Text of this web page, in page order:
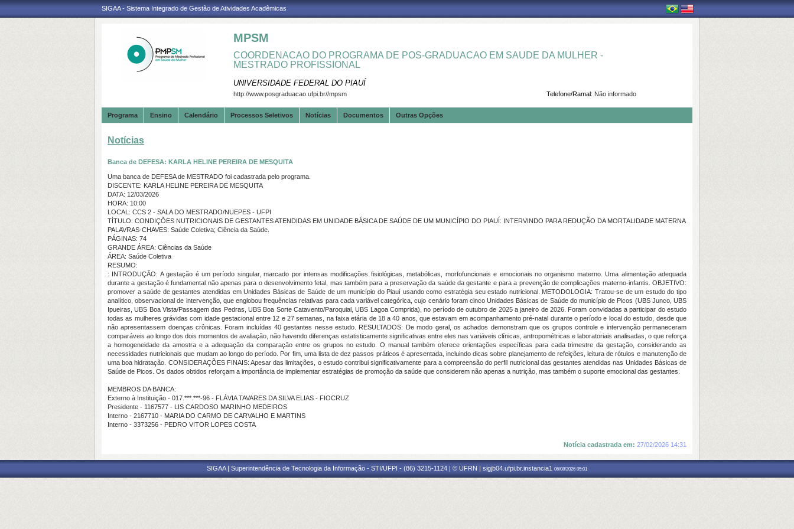
SIGAA - Sistema Integrado de Gestão de Atividades Acadêmicas
MPSM
COORDENACAO DO PROGRAMA DE POS-GRADUACAO EM SAUDE DA MULHER -
MESTRADO PROFISSIONAL
UNIVERSIDADE FEDERAL DO PIAUÍ
Telefone/Ramal: Não informado
http://www.posgraduacao.ufpi.br//mpsm
Programa Ensino Calendário Processos Seletivos Notícias Documentos Outras Opções
Notícias
Banca de DEFESA: KARLA HELINE PEREIRA DE MESQUITA
Uma banca de DEFESA de MESTRADO foi cadastrada pelo programa.
DISCENTE: KARLA HELINE PEREIRA DE MESQUITA
DATA: 12/03/2026
HORA: 10:00
LOCAL: CCS 2 - SALA DO MESTRADO/NUEPES - UFPI
TÍTULO: CONDIÇÕES NUTRICIONAIS DE GESTANTES ATENDIDAS EM UNIDADE BÁSICA DE SAÚDE DE UM MUNICÍPIO DO PIAUÍ: INTERVINDO PARA REDUÇÃO DA MORTALIDADE MATERNA
PALAVRAS-CHAVES: Saúde Coletiva; Ciência da Saúde.
PÁGINAS: 74
GRANDE ÁREA: Ciências da Saúde
ÁREA: Saúde Coletiva
RESUMO:
: INTRODUÇÃO: A gestação é um período singular, marcado por intensas modificações fisiológicas, metabólicas, morfofuncionais e emocionais no organismo materno. Uma alimentação adequada
durante a gestação é fundamental não apenas para o desenvolvimento fetal, mas também para a preservação da saúde da gestante e para a prevenção de complicações materno-infantis. OBJETIVO:
promover a saúde de gestantes atendidas em Unidades Básicas de Saúde de um município do Piauí usando como estratégia seu estado nutricional. METODOLOGIA: Tratou-se de um estudo do tipo
analítico, observacional de intervenção, que englobou frequências relativas para cada variável categórica, cujo cenário foram cinco Unidades Básicas de Saúde do município de Picos (UBS Junco, UBS
Ipueiras, UBS Boa Vista/Passagem das Pedras, UBS Boa Sorte Catavento/Paroquial, UBS Lagoa Comprida), no período de outubro de 2025 a janeiro de 2026. Foram convidadas a participar do estudo
todas as mulheres grávidas com idade gestacional entre 12 e 27 semanas, na faixa etária de 18 a 40 anos, que estavam em acompanhamento pré-natal durante o período e local do estudo, desde que
não apresentassem doenças crônicas. Foram incluídas 40 gestantes nesse estudo. RESULTADOS: De modo geral, os achados demonstram que os grupos controle e intervenção permaneceram
comparáveis ao longo dos dois momentos de avaliação, não havendo diferenças estatisticamente significativas entre eles nas variáveis clínicas, antropométricas e laboratoriais analisadas, o que reforça
a homogeneidade da amostra e a adequação da comparação entre os grupos no estudo. O manual também oferece orientações específicas para cada trimestre da gestação, considerando as
necessidades nutricionais que mudam ao longo do período. Por fim, uma lista de dez passos práticos é apresentada, incluindo dicas sobre planejamento de refeições, leitura de rótulos e manutenção de
uma boa hidratação. CONSIDERAÇÕES FINAIS: Apesar das limitações, o estudo contribui significativamente para a compreensão do perfil nutricional das gestantes atendidas nas Unidades Básicas de
Saúde de Picos. Os dados obtidos reforçam a importância de implementar estratégias de promoção da saúde que considerem não apenas a nutrição, mas também o suporte emocional das gestantes.
MEMBROS DA BANCA:
Externo à Instituição - 017.***.***-96 - FLÁVIA TAVARES DA SILVA ELIAS - FIOCRUZ
Presidente - 1167577 - LIS CARDOSO MARINHO MEDEIROS
Interno - 2167710 - MARIA DO CARMO DE CARVALHO E MARTINS
Interno - 3373256 - PEDRO VITOR LOPES COSTA
Notícia cadastrada em: 27/02/2026 14:31
SIGAA | Superintendência de Tecnologia da Informação - STI/UFPI - (86) 3215-1124 | © UFRN | sigjb04.ufpi.br.instancia1 06/08/2026 05:01